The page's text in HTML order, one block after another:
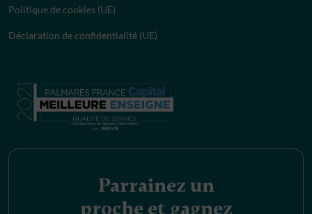
Politique de cookies (UE)
Déclaration de confidentialité (UE)
Parrainez un
proche et gagnez